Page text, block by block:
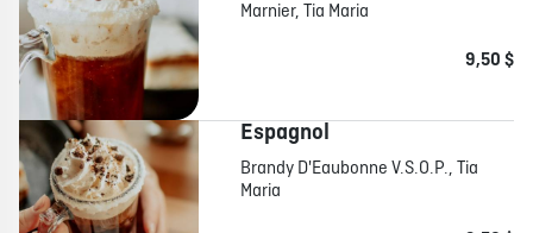
Marnier, Tia Maria
9,50 $
Espagnol
Brandy D'Eaubonne V.S.O.P., Tia
Maria